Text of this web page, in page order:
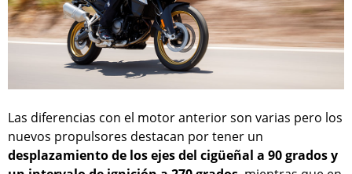
Las diferencias con el motor anterior son varias pero los
nuevos propulsores destacan por tener un
desplazamiento de los ejes del cigüeñal a 90 grados y